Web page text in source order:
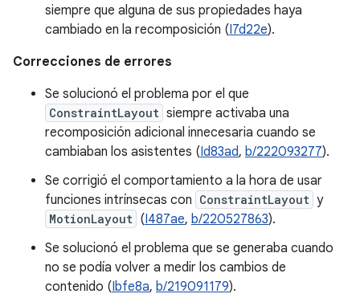
siempre que alguna de sus propiedades haya
cambiado en la recomposición (I7d22e).
Correcciones de errores
Se solucionó el problema por el que
ConstraintLayout siempre activaba una
recomposición adicional innecesaria cuando se
cambiaban los asistentes (Id83ad, b/222093277).
Se corrigió el comportamiento a la hora de usar
funciones intrínsecas con ConstraintLayout y
MotionLayout (I487ae, b/220527863).
Se solucionó el problema que se generaba cuando
no se podía volver a medir los cambios de
contenido (Ibfe8a, b/219091179).